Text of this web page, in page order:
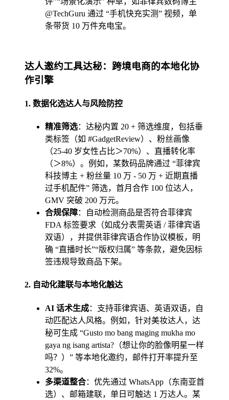
@TechGuru 通过 “手机快充实测” 视频，单
条带货 10 万件充电宝。
达人邀约工具达秘：跨境电商的本地化协
作引擎
1. 数据化选达人与风险防控
精准筛选：达秘内置 20 + 筛选维度，包括垂
类标签（如 #GadgetReview）、粉丝画像
（25-40 岁女性占比＞70%）、直播转化率
（＞8%）。例如，某数码品牌通过 “菲律宾
科技博主 + 粉丝量 10 万 - 50 万 + 近期直播
过手机配件” 筛选，首月合作 100 位达人，
GMV 突破 200 万元。
合规保障：自动检测商品是否符合菲律宾
FDA 标签要求（如成分表需英语 / 菲律宾语
双语），并提供菲律宾语合作协议模板，明
确 “直播时长”“版权归属” 等条款，避免因标
签违规导致商品下架。
2. 自动化建联与本地化触达
AI 话术生成：支持菲律宾语、英语双语，自
动匹配达人风格。例如，针对美妆达人，达
秘可生成 “Gusto mo bang maging mukha mo
gaya ng isang artista?（想让你的脸像明星一样
吗？）” 等本地化邀约，邮件打开率提升至
32%。
多渠道整合：优先通过 WhatsApp（东南亚首
选）、邮箱建联，单日可触达 1 万达人。某